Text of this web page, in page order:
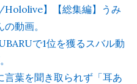
】【総集編】うみ
動画。
で1位を獲るスバル動
言葉を聞き取られず「耳あ